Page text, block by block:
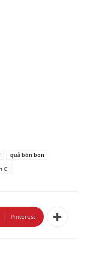
quả bòn bon
C
Pinterest